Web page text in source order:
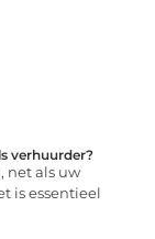
verhuurder?
net als uw
is essentieel